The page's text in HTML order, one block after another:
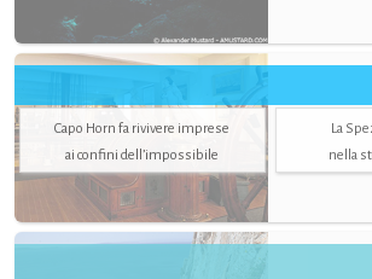
Capo Horn fa rivivere imprese
ai confini dell’impossibile
La
nella